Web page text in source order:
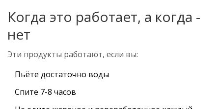
Когда это работает, а когда -
нет
Эти продукты работают, если вы:
Пьёте достаточно воды
Спите 7-8 часов